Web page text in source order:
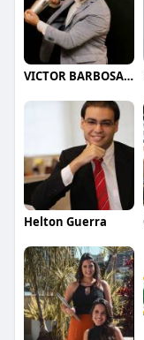
VICTOR BARBOSA QUARANTA
Helton Guerra